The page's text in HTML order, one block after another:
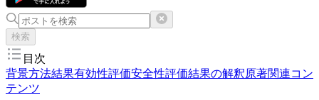
検索
目次
背景方法結果有効性評価安全性評価結果の解釈原著関連コン
テンツ